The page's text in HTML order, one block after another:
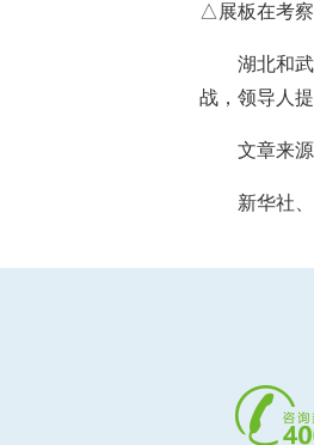
△展板在考
湖北和武汉
战，领导人
文章来源
新华社、